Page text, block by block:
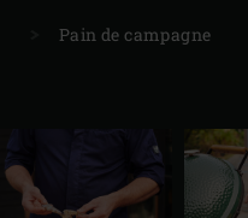
Pain de campagne